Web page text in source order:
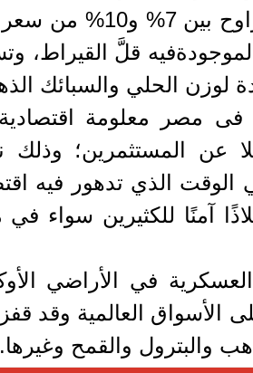
وتتمثل في الأغلب نسبة
قلَّ القيراط،
فى مصر معلومة
عن المستثمرين؛ وذلك
الوقت الذي تدهور فيه
آمنًا للكثيرين سواء
الأسواق العالمية وقد
والبترول والقمح وغيرها.